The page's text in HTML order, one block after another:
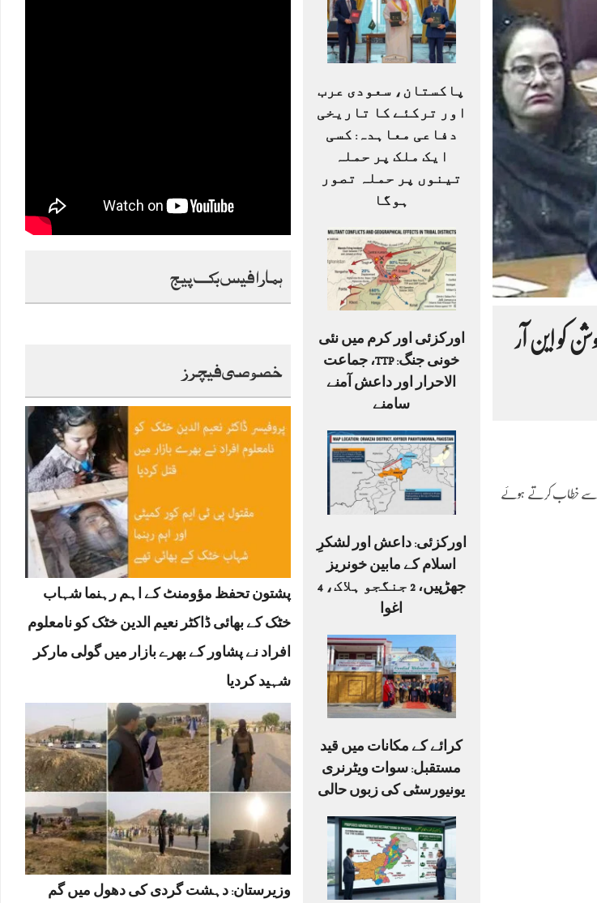
ہمارا فیس بک پیج
خصوصی فیچرز
پشتون تحفظ مؤومنٹ کے اہم رہنما شہاب
خٹک کے بھائی ڈاکٹر نعیم الدین خٹک کو نامعلوم
افراد نے پشاور کے بھرے بازار میں گولی مارکر
شہید کردیا
وزیرستان: دہشت گردی کی دھول میں گم
پاکستان، سعودی عرب
اور ترکئے کا تاریخی
دفاعی معاہدہ: کسی
ایک ملک پر حملہ
تینوں پر حملہ تصور
ہوگا
اورکزئی اور کرم میں نئی
خونی جنگ: TTP، جماعت
الاحرار اور داعش آمنے
سامنے
اورکزئی: داعش اور لشکرِ
اسلام کے مابین خونریز
جھڑپیں، 2 جنگجو ہلاک، 4
اغوا
کرائے کے مکانات میں قید
مستقبل: سوات ویٹرنری
یونیورسٹی کی زبوں حالی
کو این آر
سے خطاب کرتے ہوئے